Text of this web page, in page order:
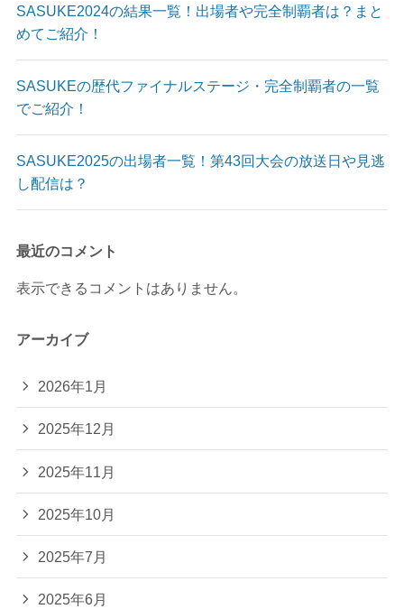
SASUKE2024の結果一覧！出場者や完全制覇者は？まと
めてご紹介！
SASUKEの歴代ファイナルステージ・完全制覇者の一覧
でご紹介！
SASUKE2025の出場者一覧！第43回大会の放送日や見逃
し配信は？
最近のコメント
表示できるコメントはありません。
アーカイブ
2026年1月
2025年12月
2025年11月
2025年10月
2025年7月
2025年6月